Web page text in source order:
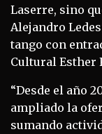
Laserre, sino
Alejandro
tango con
Cultural Esther
“Desde el año
ampliado la
sumando